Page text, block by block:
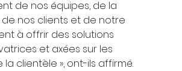
de nos équipes, de la
nos clients et de notre
à offrir des solutions
et axées sur les
la clientèle », ont-ils affirmé.